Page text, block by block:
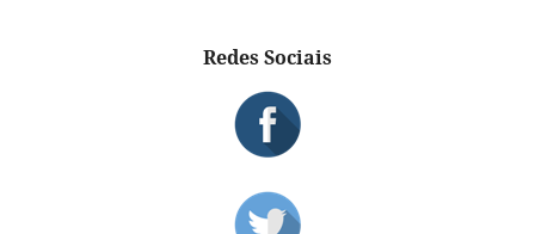
Redes Sociais